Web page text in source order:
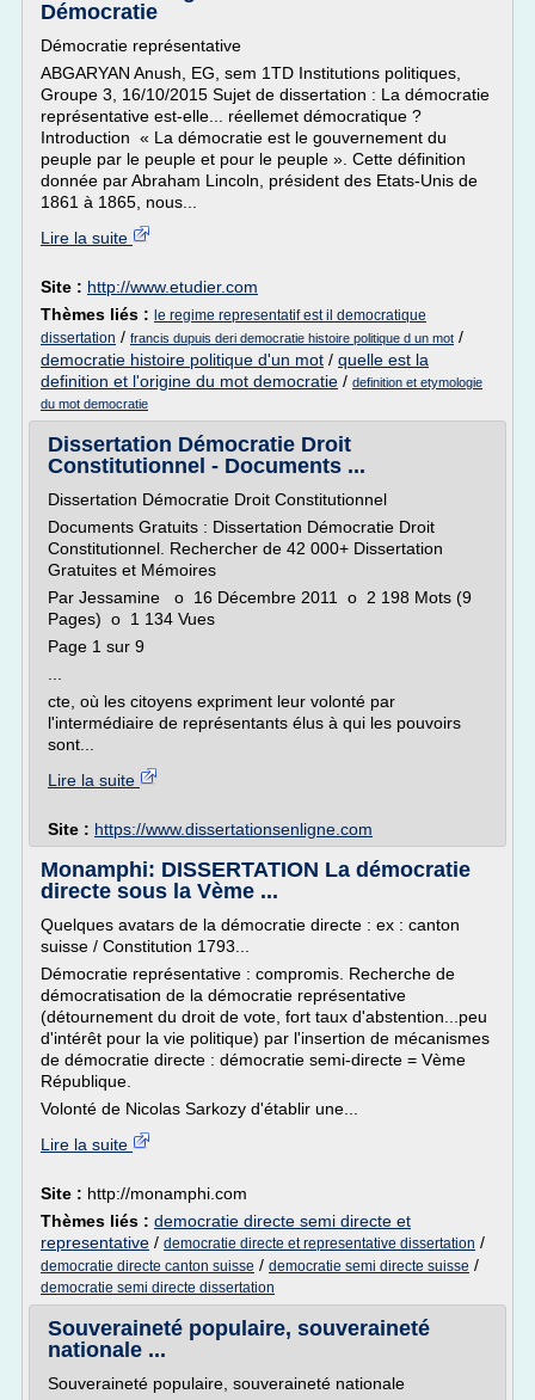
Démocratie
Démocratie représentative
ABGARYAN Anush, EG, sem 1TD Institutions politiques,
Groupe 3, 16/10/2015 Sujet de dissertation : La démocratie
représentative est-elle... réellemet démocratique ?
Introduction « La démocratie est le gouvernement du
peuple par le peuple et pour le peuple ». Cette définition
donnée par Abraham Lincoln, président des Etats-Unis de
1861 à 1865, nous...
Lire la suite
Site : http://www.etudier.com
Thèmes liés : le regime representatif est il democratique
dissertation / francis dupuis deri democratie histoire politique d un mot /
democratie histoire politique d'un mot / quelle est la
definition et l'origine du mot democratie / definition et etymologie
du mot democratie
Dissertation Démocratie Droit
Constitutionnel - Documents ...
Dissertation Démocratie Droit Constitutionnel
Documents Gratuits : Dissertation Démocratie Droit
Constitutionnel. Rechercher de 42 000+ Dissertation
Gratuites et Mémoires
Par Jessamine o 16 Décembre 2011 o 2 198 Mots (9
Pages) o 1 134 Vues
Page 1 sur 9
cte, où les citoyens expriment leur volonté par
l'intermédiaire de représentants élus à qui les pouvoirs
sont...
Lire la suite
Site : https://www.dissertationsenligne.com
Monamphi: DISSERTATION La démocratie
directe sous la Vème ...
Quelques avatars de la démocratie directe : ex : canton
suisse / Constitution 1793...
Démocratie représentative : compromis. Recherche de
démocratisation de la démocratie représentative
(détournement du droit de vote, fort taux d'abstention...peu
d'intérêt pour la vie politique) par l'insertion de mécanismes
de démocratie directe : démocratie semi-directe = Vème
République.
Volonté de Nicolas Sarkozy d'établir une...
Lire la suite
Site : http://monamphi.com
Thèmes liés : democratie directe semi directe et
representative / democratie directe et representative dissertation /
democratie directe canton suisse / democratie semi directe suisse /
democratie semi directe dissertation
Souveraineté populaire, souveraineté
nationale ...
Souveraineté populaire, souveraineté nationale